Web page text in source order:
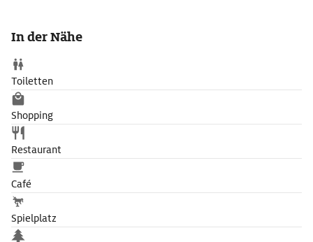
die Technologie zur Silbergewinnung und -verarbeitung, um
Münzprägung und die Bergarbeitersiedlung.
In der Nähe
Toiletten
Shopping
Restaurant
Café
Spielplatz